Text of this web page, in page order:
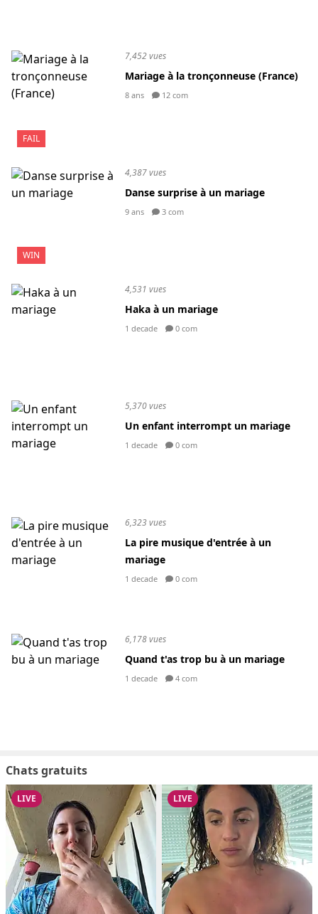
FAIL
7,452 vues
Mariage à la tronçonneuse (France)
8 ans 12 com
WIN
4,387 vues
Danse surprise à un mariage
9 ans 3 com
4,531 vues
Haka à un mariage
1 decade 0 com
5,370 vues
Un enfant interrompt un mariage
1 decade 0 com
6,323 vues
La pire musique d'entrée à un
mariage
1 decade 0 com
6,178 vues
Quand t'as trop bu à un mariage
1 decade 4 com
Chats gratuits